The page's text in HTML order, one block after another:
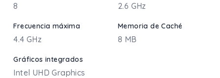
8 2.6 GHz
Frecuencia máxima
4.4 GHz
Memoria de Caché
8 MB
Gráficos integrados
Intel UHD Graphics